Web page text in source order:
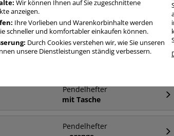
1 x Amtsheftung
Pendelhefter
Pendelhefter
mit Tasche
Pendelhefter
Wir können Ihnen auf Sie zugeschnittene
anzeigen.
Ihre Vorlieben und Warenkorbinhalte werden
schneller und komfortabler einkaufen können.
Durch Cookies verstehen wir, wie Sie unseren
unsere Dienstleistungen ständig verbessern.